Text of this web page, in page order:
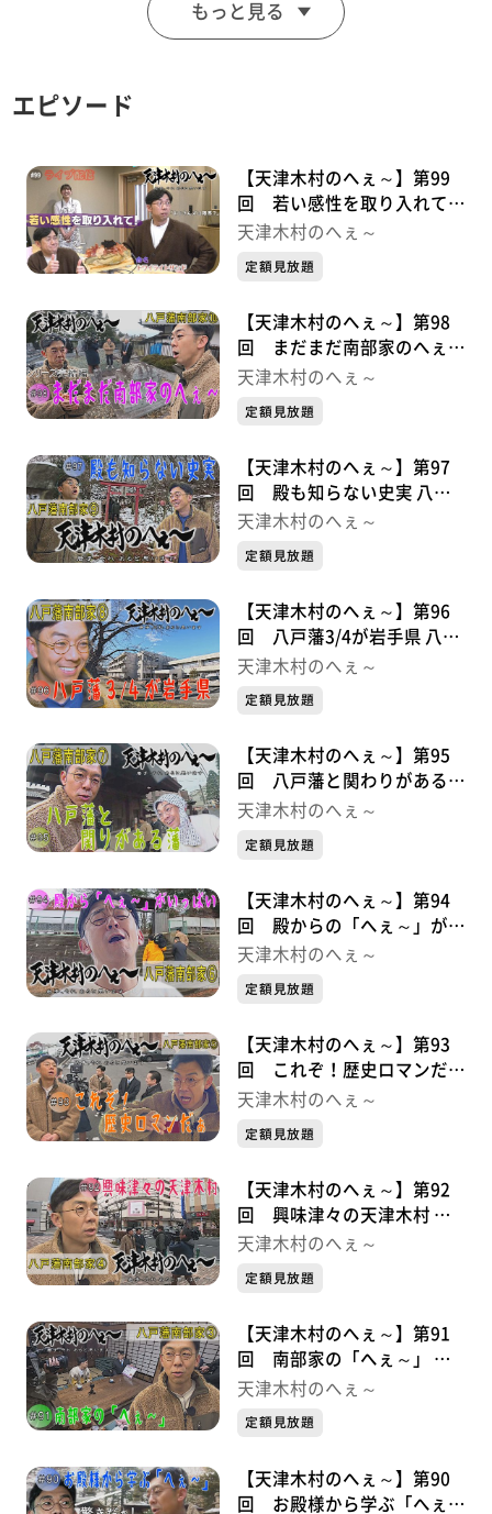
思わず「へぇ～」と言ってしまうこと「あると思いま
用に再編集したものです。
毎週金曜日 深夜０時１５分～ 絶賛放送中！！
もっと見る
エピソード
【天津木村のへぇ～】第99
回 若い感性を取り入れて！
ライブ配信シリーズ①
天津木村のへぇ～
定額見放題
【天津木村のへぇ～】第98
回 まだまだ南部家のへぇ～
八戸藩南部家シリーズ⑩最終
天津木村のへぇ～
定額見放題
【天津木村のへぇ～】第97
回 殿も知らない史実 八戸
藩南部家シリーズ⑨
天津木村のへぇ～
定額見放題
【天津木村のへぇ～】第96
回 八戸藩3/4が岩手県 八戸
藩南部家シリーズ⑧
天津木村のへぇ～
定額見放題
【天津木村のへぇ～】第95
回 八戸藩と関わりがある藩
八戸藩南部家シリーズ⑦
天津木村のへぇ～
定額見放題
【天津木村のへぇ～】第94
回 殿からの「へぇ～」がい
っぱい 八戸藩南部家シリー
天津木村のへぇ～
定額見放題
【天津木村のへぇ～】第93
回 これぞ！歴史ロマンだぁ
八戸藩南部家シリーズ⑤
天津木村のへぇ～
定額見放題
【天津木村のへぇ～】第92
回 興味津々の天津木村 八
戸藩南部家シリーズ④
天津木村のへぇ～
定額見放題
【天津木村のへぇ～】第91
回 南部家の「へぇ～」 八
戸藩南部家シリーズ③
天津木村のへぇ～
定額見放題
【天津木村のへぇ～】第90
回 お殿様から学ぶ「へぇ